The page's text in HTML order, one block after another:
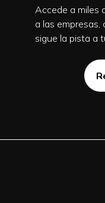
Accede a miles
a las empresas,
sigue la pista a